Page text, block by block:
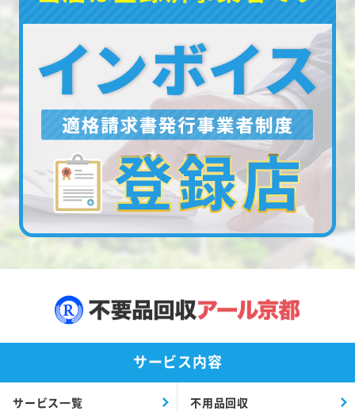
サービス内容
サービス一覧 不用品回収